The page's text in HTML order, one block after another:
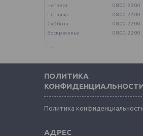
Четверг
08:00-22:00
Пятница
08:00-22:00
Суббота
08:00-22:00
Воскресенье
08:00-22:00
ПОЛИТИКА
Политика